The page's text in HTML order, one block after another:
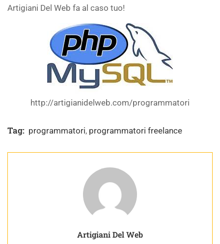
Artigiani Del Web fa al caso tuo!
http://artigianidelweb.com/programmatori
Tag: programmatori, programmatori freelance
Artigiani Del Web